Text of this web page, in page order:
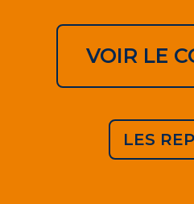
VOIR LE
LES